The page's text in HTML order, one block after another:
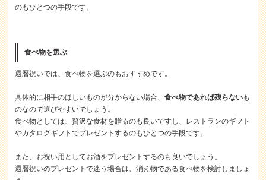
のもひとつの手段です。
食べ物を選ぶ
還暦祝いでは、食べ物を選ぶのもおすすめです。
具体的に相手のほしいものが分からない場合、食べ物であれば残らないも
のなので選びやすいでしょう。
食べ物としては、贅沢な食材を贈るのも良いですし、レストランのギフト
やカタログギフトでプレゼントするのもひとつの手段です。
また、お祝い用としてお酒をプレゼントするのも良いでしょう。
還暦祝いのプレゼントで迷う場合は、消え物である食べ物を検討しましょ